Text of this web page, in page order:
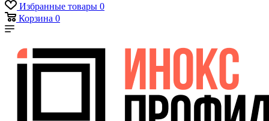
Избранные товары 0
Корзина 0